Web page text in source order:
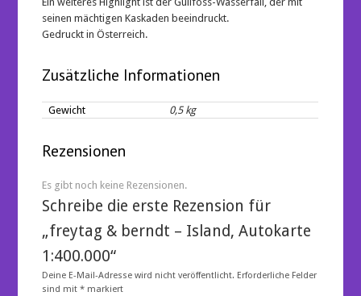
seinen mächtigen Kaskaden beeindruckt.
Gedruckt in Österreich.
Zusätzliche Informationen
Gewicht 0,5 kg
Rezensionen
Es gibt noch keine Rezensionen.
Schreibe die erste Rezension für
„freytag & berndt – Island, Autokarte
1:400.000“
Deine E-Mail-Adresse wird nicht veröffentlicht. Erforderliche Felder
sind mit* markiert